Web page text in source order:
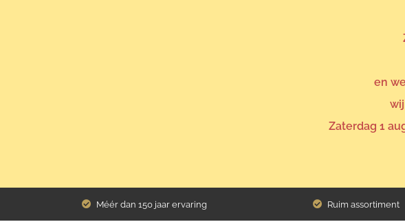
Méér dan 150 jaar ervaring Ruim assortiment
en
Zaterdag 1